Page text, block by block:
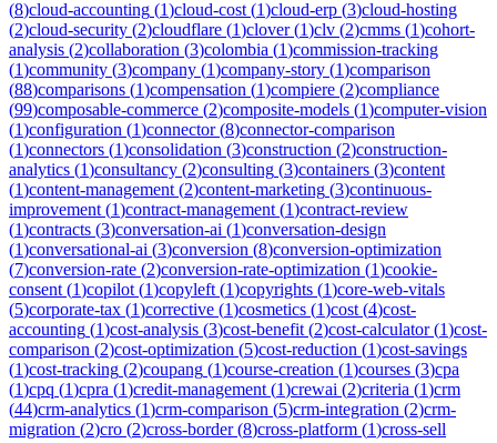
(8)cloud-accounting (1)cloud-cost (1)cloud-erp (3)cloud-hosting
(2)cloud-security (2)cloudflare (1)clover(1)clv (2)cmms (1)cohort-
analysis (2)collaboration (3)colombia (1)commission-tracking
(1)community (3)company (1)company-story (1)comparison
(88)comparisons (1)compensation (1)compiere (2)compliance
(99)composable-commerce (2)composite-models (1)computer-vision
(1)configuration (1)connector(8)connector-comparison
(1)connectors (1)consolidation (3)construction (2)construction-
analytics (1)consultancy (2)consulting (3)containers (3)content
(1)content-management (2)content-marketing (3)continuous-
improvement (1)contract-management (1)contract-review
(1)contracts (3)conversation-ai (1)conversation-design
(1)conversational-ai (3)conversion (8)conversion-optimization
(7)conversion-rate (2)conversion-rate-optimization (1)cookie-
consent (1)copilot (1)copyleft (1)copyrights (1)core-web-vitals
(5)corporate-tax (1)corrective (1)cosmetics (1)cost (4)cost-
accounting (1)cost-analysis (3)cost-benefit (2)cost-calculator(1)cost-
comparison (2)cost-optimization (5)cost-reduction (1)cost-savings
(1)cost-tracking (2)coupang (1)course-creation (1)courses (3)cpa
(1)cpq (1)cpra (1)credit-management (1)crewai (2)criteria (1)crm
(44)crm-analytics (1)crm-comparison (5)crm-integration (2)crm-
migration (2)cro (2)cross-border(8)cross-platform (1)cross-sell